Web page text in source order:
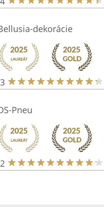
dekorácie
Pneu